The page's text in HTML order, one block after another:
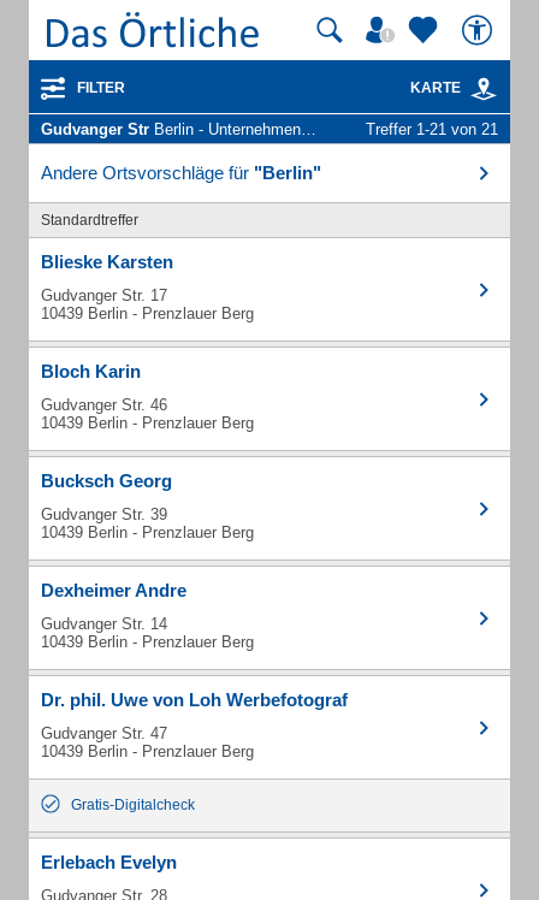
FILTER KARTE
Gudvanger Str Berlin - Unternehmen und Personen Treffer 1-21 von 21
Andere Ortsvorschläge für "Berlin"
Standardtreffer
Blieske Karsten
Gudvanger Str. 17
10439 Berlin - Prenzlauer Berg
Bloch Karin
Gudvanger Str. 46
10439 Berlin - Prenzlauer Berg
Bucksch Georg
Gudvanger Str. 39
10439 Berlin - Prenzlauer Berg
Dexheimer Andre
Gudvanger Str. 14
10439 Berlin - Prenzlauer Berg
Dr. phil. Uwe von Loh Werbefotograf
Gudvanger Str. 47
10439 Berlin - Prenzlauer Berg
Gratis-Digitalcheck
Erlebach Evelyn
Gudvanger Str. 28